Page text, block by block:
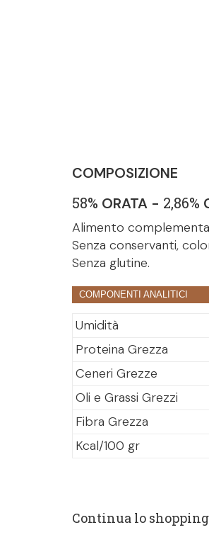
COMPOSIZIONE
58% ORATA - 2,86%
Alimento
Senza conservanti,
Senza glutine.
COMPONENTI ANALITICI
Umidità
Proteina Grezza
Ceneri Grezze
Oli e Grassi Grezzi
Fibra Grezza
Kcal/100 gr
Continua lo